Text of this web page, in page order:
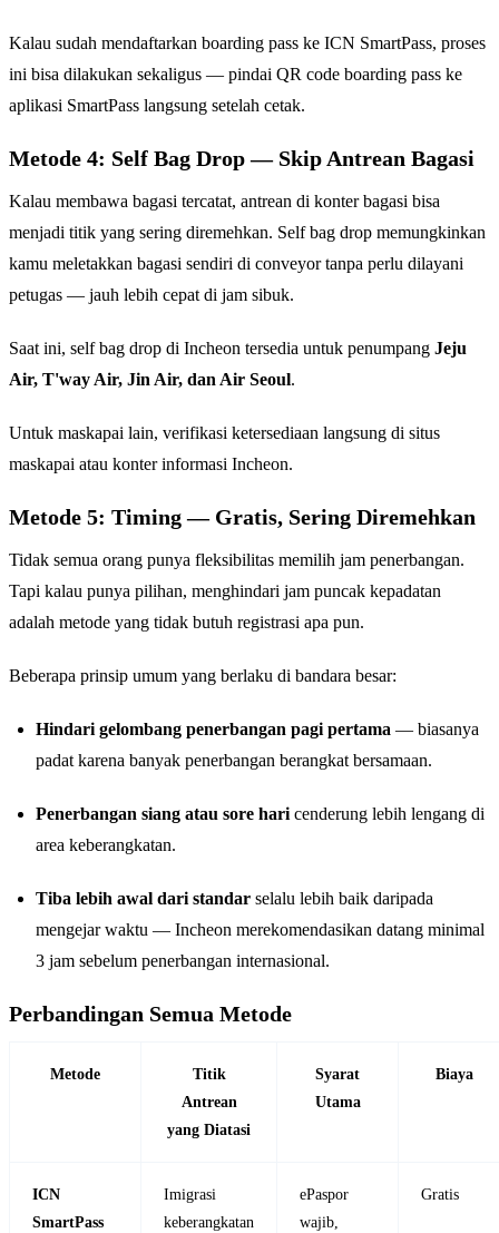
Kalau sudah mendaftarkan boarding pass ke ICN SmartPass, proses
ini bisa dilakukan sekaligus — pindai QR code boarding pass ke
aplikasi SmartPass langsung setelah cetak.
Metode 4: Self Bag Drop — Skip Antrean Bagasi
Kalau membawa bagasi tercatat, antrean di konter bagasi bisa
menjadi titik yang sering diremehkan. Self bag drop memungkinkan
kamu meletakkan bagasi sendiri di conveyor tanpa perlu dilayani
petugas — jauh lebih cepat di jam sibuk.
Saat ini, self bag drop di Incheon tersedia untuk penumpang Jeju
Air, T'way Air, Jin Air, dan Air Seoul.
Untuk maskapai lain, verifikasi ketersediaan langsung di situs
maskapai atau konter informasi Incheon.
Metode 5: Timing — Gratis, Sering Diremehkan
Tidak semua orang punya fleksibilitas memilih jam penerbangan.
Tapi kalau punya pilihan, menghindari jam puncak kepadatan
adalah metode yang tidak butuh registrasi apa pun.
Beberapa prinsip umum yang berlaku di bandara besar:
Hindari gelombang penerbangan pagi pertama — biasanya
padat karena banyak penerbangan berangkat bersamaan.
Penerbangan siang atau sore hari cenderung lebih lengang di
area keberangkatan.
Tiba lebih awal dari standar selalu lebih baik daripada
mengejar waktu — Incheon merekomendasikan datang minimal
3 jam sebelum penerbangan internasional.
Perbandingan Semua Metode
Metode
Titik
Antrean
yang Diatasi
Syarat
Utama
Biaya
ICN
SmartPass
Imigrasi
keberangkatan
ePaspor
wajib,
Gratis